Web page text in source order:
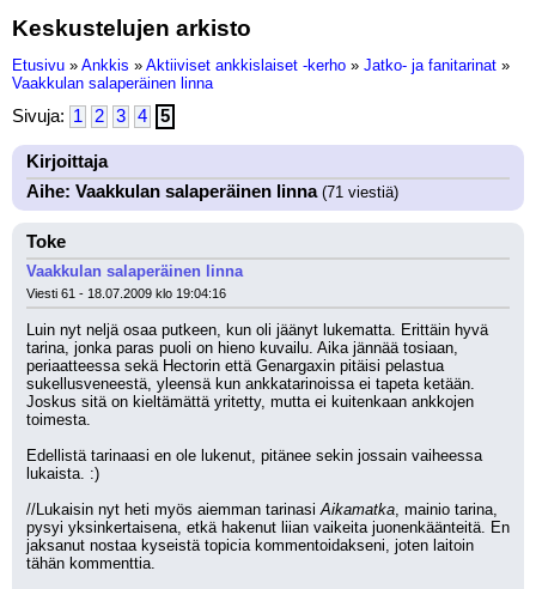
Keskustelujen arkisto
Etusivu » Ankkis » Aktiiviset ankkislaiset -kerho » Jatko- ja fanitarinat »
Vaakkulan salaperäinen linna
Sivuja: 1 2 3 4 5
Kirjoittaja
Aihe: Vaakkulan salaperäinen linna(71 viestiä)
Toke
Vaakkulan salaperäinen linna
Viesti 61 - 18.07.2009 klo 19:04:16
Luin nyt neljä osaa putkeen, kun oli jäänyt lukematta. Erittäin hyvä
tarina, jonka paras puoli on hieno kuvailu. Aika jännää tosiaan,
periaatteessa sekä Hectorin että Genargaxin pitäisi pelastua
sukellusveneestä, yleensä kun ankkatarinoissa ei tapeta ketään.
Joskus sitä on kieltämättä yritetty, mutta ei kuitenkaan ankkojen
toimesta.
Edellistä tarinaasi en ole lukenut, pitänee sekin jossain vaiheessa
lukaista. :)
//Lukaisin nyt heti myös aiemman tarinasi Aikamatka, mainio tarina,
pysyi yksinkertaisena, etkä hakenut liian vaikeita juonenkäänteitä. En
jaksanut nostaa kyseistä topicia kommentoidakseni, joten laitoin
tähän kommenttia.